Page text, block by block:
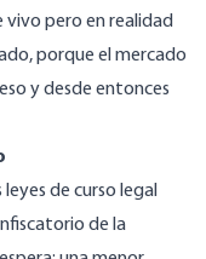
vivo pero en realidad
porque el mercado
y desde entonces
de curso legal
de la